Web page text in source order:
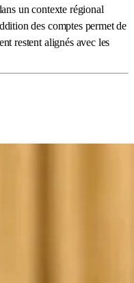
un contexte régional
des comptes permet de
restent alignés avec les